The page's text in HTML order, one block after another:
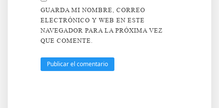
GUARDA MI NOMBRE, CORREO
ELECTRÓNICO Y WEB EN ESTE
NAVEGADOR PARA LA PRÓXIMA VEZ
QUE COMENTE.